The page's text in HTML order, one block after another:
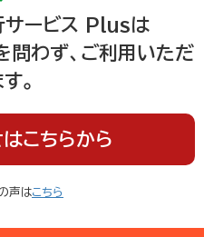
サービス Plusは
問わず、ご利用いただ
。
こちらから
声はこちら